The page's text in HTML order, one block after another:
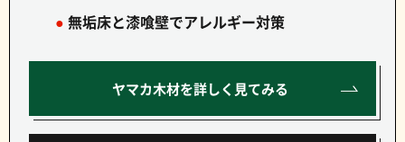
● 無垢床と漆喰壁でアレルギー対策
ヤマカ木材を詳しく見てみる